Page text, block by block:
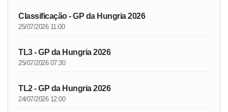
Classificação - GP da Hungria 2026
25/07/2026 11:00
TL3 - GP da Hungria 2026
25/07/2026 07:30
TL2 - GP da Hungria 2026
24/07/2026 12:00